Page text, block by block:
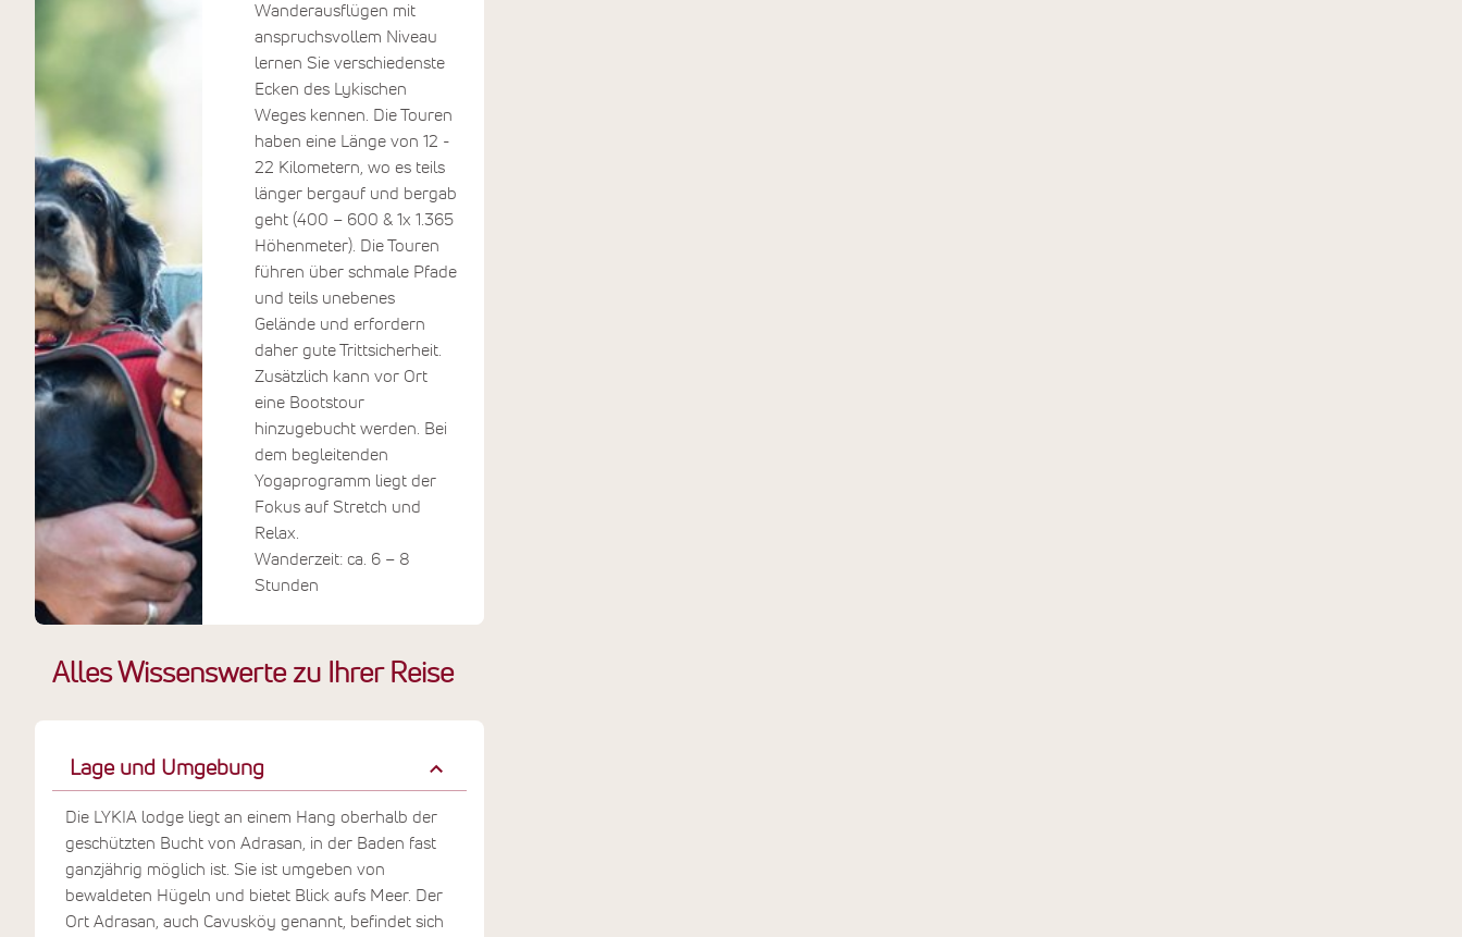
vegetarische Küche
verwöhnt Sie mit
Programm lässt Raum für
Rückzug, Aktivität und Stille.
Alles Wissenswerte zu Ihrer Reise
Lage und Umgebung
Die LYKIA lodge liegt an einem Hang oberhalb der
geschützten Bucht von Adrasan, in der Baden fast
ganzjährig möglich ist. Sie ist umgeben von
bewaldeten Hügeln und bietet Blick aufs Meer. Der
Ort Adrasan, auch Cavusköy genannt, befindet sich
Wanderausflügen mit
anspruchsvollem Niveau
lernen Sie verschiedenste
Ecken des Lykischen
Weges kennen. Die Touren
haben eine Länge von 12 -
22 Kilometern, wo es teils
länger bergauf und bergab
geht (400 – 600 & 1x 1.365
Höhenmeter). Die Touren
führen über schmale Pfade
und teils unebenes
Gelände und erfordern
daher gute Trittsicherheit.
Zusätzlich kann vor Ort
eine Bootstour
hinzugebucht werden. Bei
dem begleitenden
Yogaprogramm liegt der
Fokus auf Stretch und
Relax.
Wanderzeit: ca. 6 – 8
Stunden